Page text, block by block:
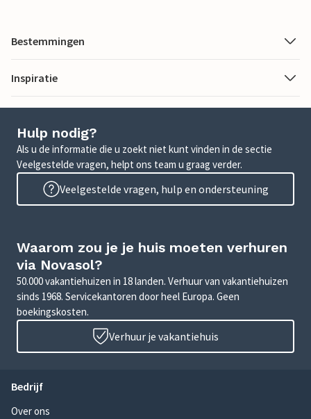
Bestemmingen
Inspiratie
Hulp nodig?
Als u de informatie die u zoekt niet kunt vinden in de sectie
Veelgestelde vragen, helpt ons team u graag verder.
Veelgestelde vragen, hulp en ondersteuning
Waarom zou je je huis moeten verhuren
via Novasol?
50.000 vakantiehuizen in 18 landen. Verhuur van vakantiehuizen
sinds 1968. Servicekantoren door heel Europa. Geen
boekingskosten.
Verhuur je vakantiehuis
Bedrijf
Over ons